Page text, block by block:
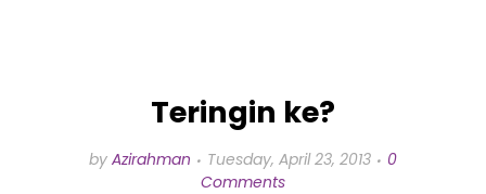
Teringin ke?
by Azirahman Tuesday, April 23, 2013
0
Comments